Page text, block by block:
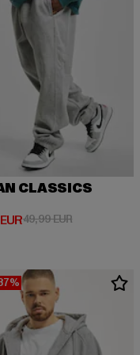
CLASSICS
Preis: 32,99 EUR
49,99 EURAktionspreis: